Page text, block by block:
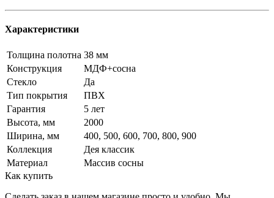
Характеристики
Толщина полотна 38 мм
Конструкция
МДФ+сосна
Стекло
Да
Тип покрытия
ПВХ
Гарантия
5 лет
Высота, мм
2000
Ширина, мм
400, 500, 600, 700, 800, 900
Коллекция
Дея классик
Материал
Массив сосны
Как купить